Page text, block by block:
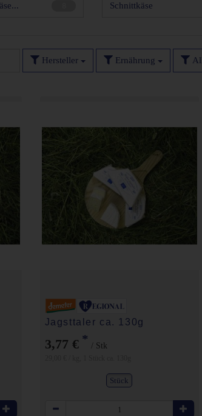
Schnittkäse
Hersteller Ernährung
Jagsttaler ca. 130g
3,77 € * / Stk
Stück
Anzahl